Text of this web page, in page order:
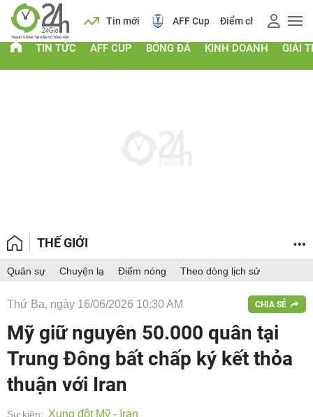
Lịch Tin mới AFF Cup Điểm chuẩn 2026
TIN TỨC AFF CUP BÓNG ĐÁ KINH DOANH GIẢI
THẾ GIỚI
Quân sự Chuyện lạ Điểm nóng Theo dòng lịch sử
Thứ Ba, ngày 16/06/2026 10:30 AM CHIA SẺ
Mỹ giữ nguyên 50.000 quân tại
Trung Đông bất chấp ký kết thỏa
thuận với Iran
Sự kiện: Xung đột Mỹ - Iran